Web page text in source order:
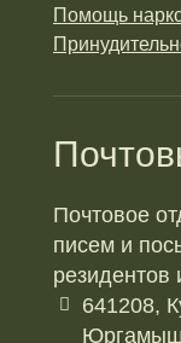
Помощь
Почтовое
писем и
резидентов
641208,